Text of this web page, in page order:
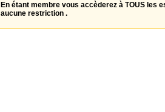
En étant membre vous accèderez à TOUS les
aucune restriction .